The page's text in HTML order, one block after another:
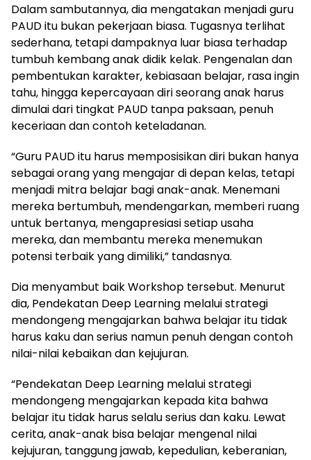
Dalam sambutannya, dia mengatakan menjadi guru
PAUD itu bukan pekerjaan biasa. Tugasnya terlihat
sederhana, tetapi dampaknya luar biasa terhadap
tumbuh kembang anak didik kelak. Pengenalan dan
pembentukan karakter, kebiasaan belajar, rasa ingin
tahu, hingga kepercayaan diri seorang anak harus
dimulai dari tingkat PAUD tanpa paksaan, penuh
keceriaan dan contoh keteladanan.
“Guru PAUD itu harus memposisikan diri bukan hanya
sebagai orang yang mengajar di depan kelas, tetapi
menjadi mitra belajar bagi anak-anak. Menemani
mereka bertumbuh, mendengarkan, memberi ruang
untuk bertanya, mengapresiasi setiap usaha
mereka, dan membantu mereka menemukan
potensi terbaik yang dimiliki,” tandasnya.
Dia menyambut baik Workshop tersebut. Menurut
dia, Pendekatan Deep Learning melalui strategi
mendongeng mengajarkan bahwa belajar itu tidak
harus kaku dan serius namun penuh dengan contoh
nilai-nilai kebaikan dan kejujuran.
“Pendekatan Deep Learning melalui strategi
mendongeng mengajarkan kepada kita bahwa
belajar itu tidak harus selalu serius dan kaku. Lewat
cerita, anak-anak bisa belajar mengenal nilai
kejujuran, tanggung jawab, kepedulian, keberanian,